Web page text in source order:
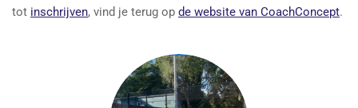
tot inschrijven, vind je terug op de website van CoachConcept.